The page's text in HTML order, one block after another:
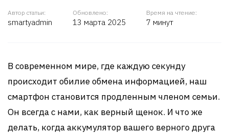
Автор статьи:
smartyadmin
Обновлено:
13 марта 2025
Время на чтение:
7 минут
В современном мире, где каждую секунду
происходит обилие обмена информацией, наш
смартфон становится продленным членом семьи.
Он всегда с нами, как верный щенок. И что же
делать, когда аккумулятор вашего верного друга